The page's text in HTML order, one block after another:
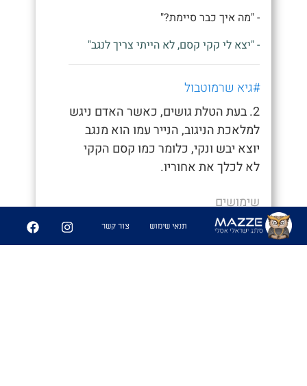
- "מה איך כבר סיימת?"
- "יצא לי קקי קסם, לא הייתי צריך לנגב"
#גיא שרמוטבול
2. בעת הטלת גושים, כאשר האדם ניגש
למלאכת הניגוב, הנייר עמו הוא מנגב
יוצא יבש ונקי, כלומר כמו קסם הקקי
לא לכלך את אחוריו.
שימושים
- "איך סיימת ככה מהר, חשבתי כבר נאחר"
תנאי שימוש צור קשר